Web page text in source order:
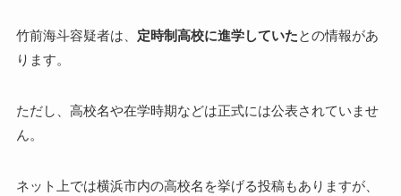
竹前海斗容疑者は、 定時制高校に進学していたとの情報があ
ります。
ただし、高校名や在学時期などは正式には公表されていませ
ん。
ネット上では横浜市内の高校名を挙げる投稿もありますが、